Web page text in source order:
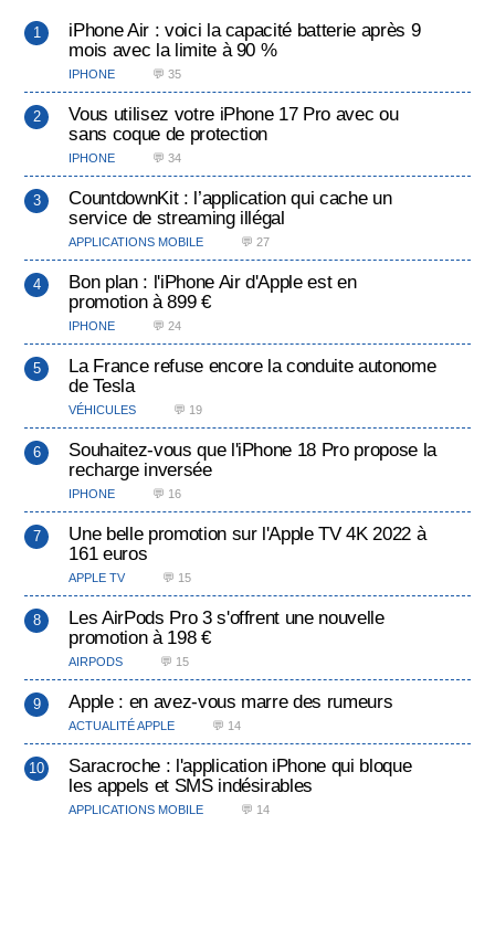
iPhone Air : voici la capacité batterie après 9
mois avec la limite à 90 %
IPHONE 💬 35
Vous utilisez votre iPhone 17 Pro avec ou
sans coque de protection
IPHONE 💬 34
CountdownKit : l’application qui cache un
service de streaming illégal
APPLICATIONS MOBILE 💬 27
Bon plan : l'iPhone Air d'Apple est en
promotion à 899 €
IPHONE 💬 24
La France refuse encore la conduite autonome
de Tesla
VÉHICULES 💬 19
Souhaitez-vous que l'iPhone 18 Pro propose la
recharge inversée
IPHONE 💬 16
Une belle promotion sur l'Apple TV 4K 2022 à
161 euros
APPLE TV 💬 15
Les AirPods Pro 3 s'offrent une nouvelle
promotion à 198 €
AIRPODS 💬 15
Apple : en avez-vous marre des rumeurs
ACTUALITÉ APPLE 💬 14
Saracroche : l'application iPhone qui bloque
les appels et SMS indésirables
APPLICATIONS MOBILE 💬 14